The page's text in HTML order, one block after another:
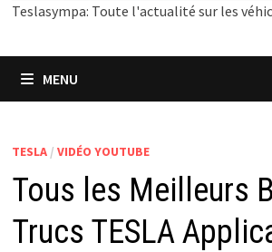
Teslasympa: Toute l'actualité sur les
MENU
TESLA/ VIDÉO YOUTUBE
Tous les Meilleurs
Trucs TESLA